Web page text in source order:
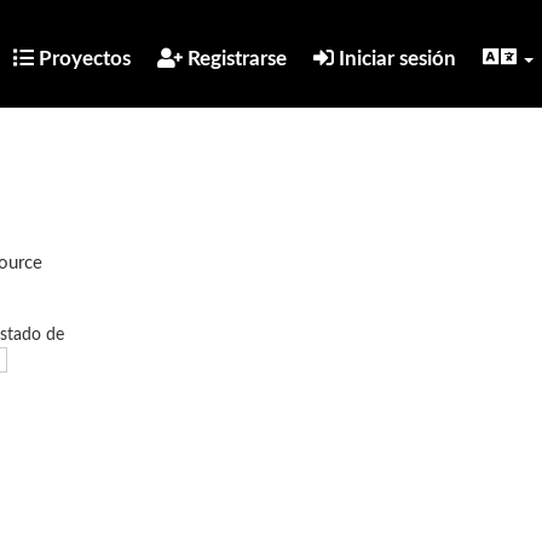
Proyectos Registrarse Iniciar sesión
de